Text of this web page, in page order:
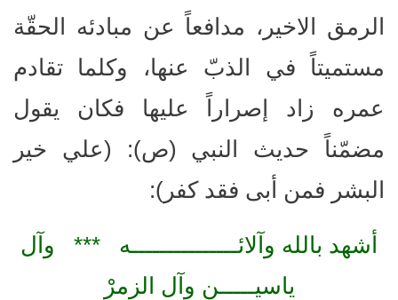
الرمق الاخير، مدافعاً عن مبادئه الحقّة
مستميتاً في الذبّ عنها، وكلما تقادم
عمره زاد إصراراً عليها فكان يقول
مضمّناً حديث النبي (ص): (علي خير
البشر فمن أبى فقد كفر):
أشهد بالله وآلائـــــــــــــــه *** وآل
ياسيـــــن وآل الزمرْ